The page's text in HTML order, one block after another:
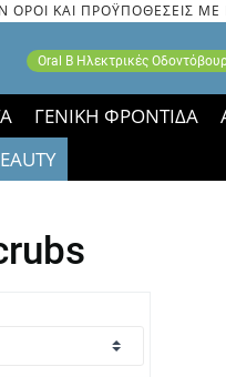
ΟΡΟΙ ΚΑΙ ΠΡΟΫΠΟΘΕΣΕΙΣ
Oral B Ηλεκτρικές
ΓΕΝΙΚΗ ΦΡΟΝΤΙΔΑ
μας τιμές ΠΑΡΑΜΕΝΟΥΝ!